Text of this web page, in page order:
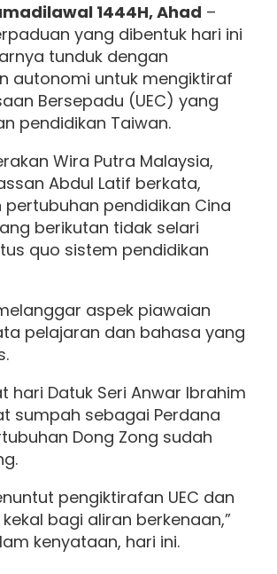
1444H, Ahad –
yang dibentuk hari ini
tunduk dengan
autonomi untuk mengiktiraf
Bersepadu (UEC) yang
pendidikan Taiwan.
Wira Putra Malaysia,
Abdul Latif berkata,
pendidikan Cina
berikutan tidak selari
quo sistem pendidikan
aspek piawaian
pelajaran dan bahasa yang
hari Datuk Seri Anwar Ibrahim
sumpah sebagai Perdana
Dong Zong sudah
pengiktirafan UEC dan
bagi aliran berkenaan,”
kenyataan, hari ini.